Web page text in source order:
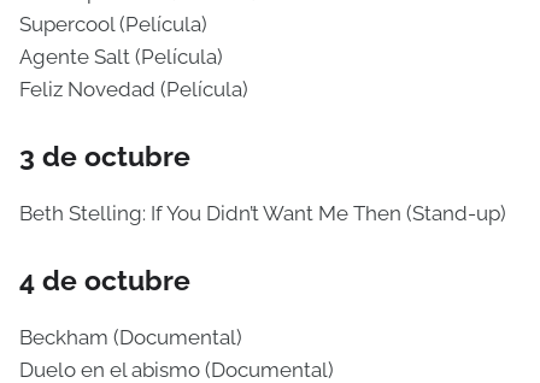
Supercool (Película)
Agente Salt (Película)
Feliz Novedad (Película)
3 de octubre
Beth Stelling: If You Didn’t Want Me Then (Stand-up)
4 de octubre
Beckham (Documental)
Duelo en el abismo (Documental)